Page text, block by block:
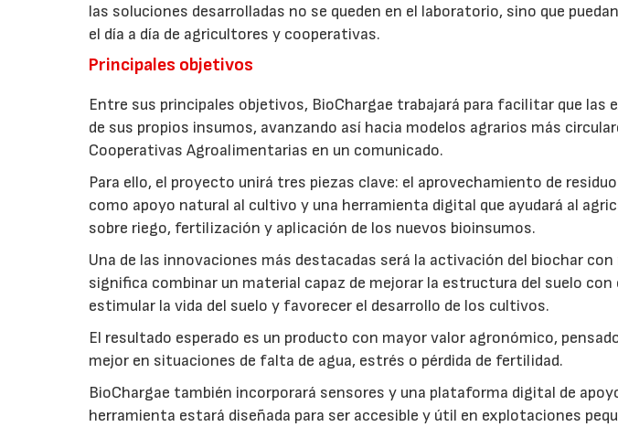
las soluciones desarrolladas no se queden en el laboratorio, sino que
el día a día de agricultores y cooperativas.
Principales objetivos
Entre sus principales objetivos, BioChargae trabajará para facilitar que las
de sus propios insumos, avanzando así hacia modelos agrarios más
Cooperativas Agroalimentarias en un comunicado.
Para ello, el proyecto unirá tres piezas clave: el aprovechamiento de
como apoyo natural al cultivo y una herramienta digital que ayudará al
sobre riego, fertilización y aplicación de los nuevos bioinsumos.
Una de las innovaciones más destacadas será la activación del biochar
significa combinar un material capaz de mejorar la estructura del suelo
estimular la vida del suelo y favorecer el desarrollo de los cultivos.
El resultado esperado es un producto con mayor valor agronómico,
mejor en situaciones de falta de agua, estrés o pérdida de fertilidad.
BioChargae también incorporará sensores y una plataforma digital de
herramienta estará diseñada para ser accesible y útil en explotaciones